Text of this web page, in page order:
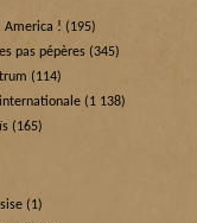
America ! (195)
pas pépères (345)
(114)
(1 138)
(165)
(1)